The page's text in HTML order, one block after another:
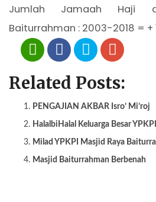
Jumlah Jamaah Haji
Baiturrahman : 2003-2018 = +
Related Posts:
PENGAJIAN AKBAR Isro’ Mi’roj
HalalbiHalal Keluarga Besar YPKPI
Milad YPKPI Masjid Raya
Masjid Baiturrahman Berbenah